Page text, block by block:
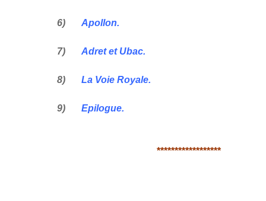
6) Apollon.
7) Adret et Ubac.
8) La Voie Royale.
9) Epilogue.
******************